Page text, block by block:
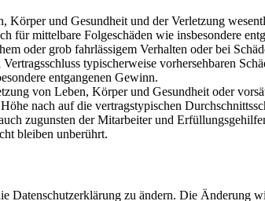
Körper und Gesundheit und der Verletzung
für mittelbare Folgeschäden wie insbesondere
oder grob fahrlässigem Verhalten oder bei
typischerweise vorhersehbaren
entgangenen Gewinn.
von Leben, Körper und Gesundheit oder
nach auf die vertragstypischen
zugunsten der Mitarbeiter und
bleiben unberührt.
Datenschutzerklärung zu ändern. Die Änderung